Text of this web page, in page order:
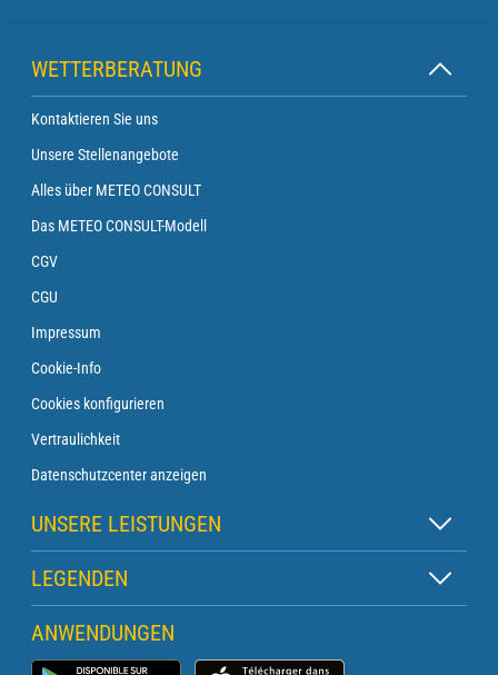
WETTERBERATUNG
Kontaktieren Sie uns
Unsere Stellenangebote
Alles über METEO CONSULT
Das METEO CONSULT-Modell
CGV
CGU
Impressum
Cookie-Info
Cookies konfigurieren
Vertraulichkeit
Datenschutzcenter anzeigen
UNSERE LEISTUNGEN
Zen-Abonnement
Leuchtfeuer-Abonnement
Überfahrt-Abonnement
LEGENDEN
Kartenlegende
Piktogrammlegende
ANWENDUNGEN